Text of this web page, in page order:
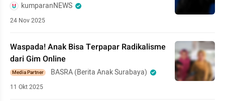
kumparanNEWS
24 Nov 2025
Waspada! Anak Bisa Terpapar Radikalisme
dari Gim Online
Media Partner BASRA (Berita Anak Surabaya)
11 Okt 2025